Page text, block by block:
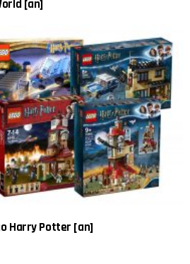
[an]
Harry Potter [an]